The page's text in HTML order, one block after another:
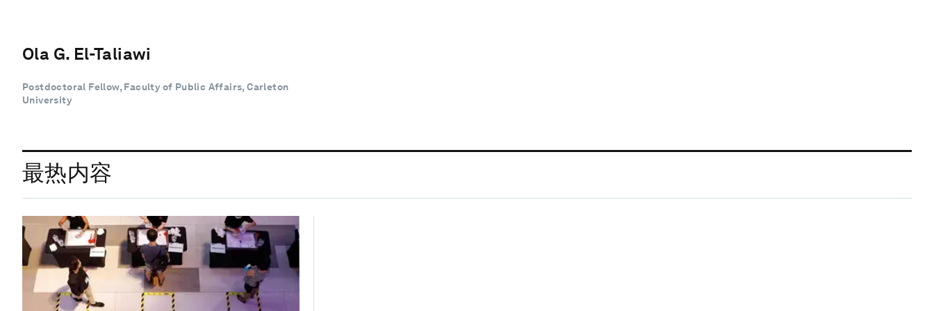
Ola G. El-Taliawi
Postdoctoral Fellow, Faculty of Public Affairs, Carleton
University
最热内容